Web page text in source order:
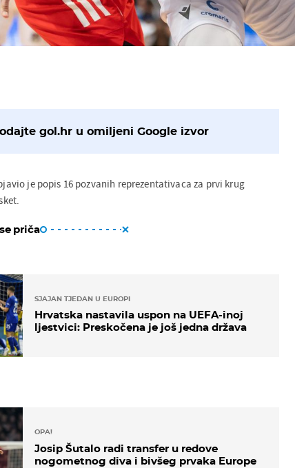
gol.hr u omiljeni Google izvor
je popis 16 pozvanih reprezentativaca za prvi krug
priča
SJAJAN TJEDAN U EUROPI
Hrvatska nastavila uspon na UEFA-inoj
ljestvici: Preskočena je još jedna država
OPA!
Josip Šutalo radi transfer u redove
nogometnog diva i bivšeg prvaka Europe